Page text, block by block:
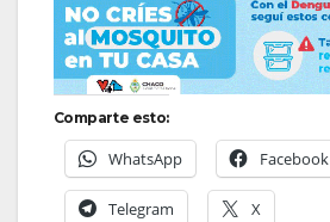
Comparte esto:
WhatsApp Facebook
Telegram X